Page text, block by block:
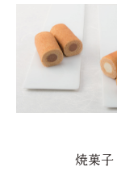
焼菓子